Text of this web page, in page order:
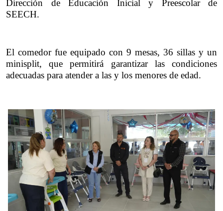
Dirección de Educación Inicial y Preescolar de
SEECH.
El comedor fue equipado con 9 mesas, 36 sillas y un
minisplit, que permitirá garantizar las condiciones
adecuadas para atender a las y los menores de edad.